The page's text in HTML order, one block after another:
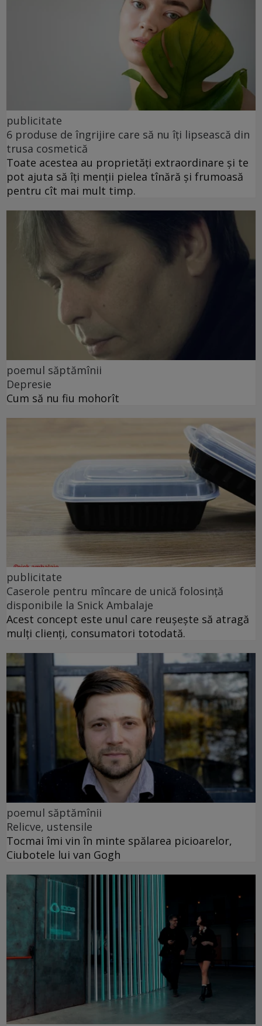
publicitate
6 produse de îngrijire care să nu îți lipsească din
trusa cosmetică
Toate acestea au proprietăți extraordinare și te
pot ajuta să îți menții pielea tînără și frumoasă
pentru cît mai mult timp.
poemul săptămînii
Depresie
Cum să nu fiu mohorît
publicitate
Caserole pentru mîncare de unică folosință
disponibile la Snick Ambalaje
Acest concept este unul care reușește să atragă
mulți clienți, consumatori totodată.
poemul săptămînii
Relicve, ustensile
Tocmai îmi vin în minte spălarea picioarelor,
Ciubotele lui van Gogh